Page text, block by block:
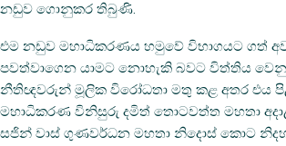
නඩුව ගොනුකර තිබුණි.
එම නඩුව මහාධිකරණය හමුවේ විභාගයට ගත්
පවත්වාගෙන යාමට නොහැකි බවට විත්තිය
නීතිඥවරුන් මූලික විරෝධතා මතු කළ අතර එය
මහාධිකරණ විනිසුරු දමිත් තොටවත්ත මහතා
සජින් වාස් ගුණවර්ධන මහතා නිදොස් කොට